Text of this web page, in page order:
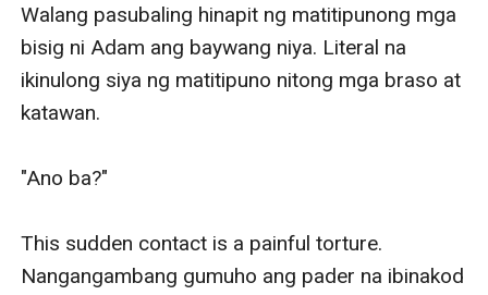
Walang pasubaling hinapit ng matitipunong mga
bisig ni Adam ang baywang niya. Literal na
ikinulong siya ng matitipuno nitong mga braso at
katawan.
"Ano ba?"
This sudden contact is a painful torture.
Nangangambang gumuho ang pader na ibinakod